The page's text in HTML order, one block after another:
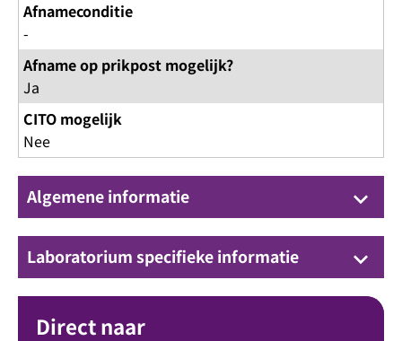
Afnameconditie
-
Afname op prikpost mogelijk?
Ja
CITO mogelijk
Nee
Algemene informatie keyboard_arrow_down
Laboratorium specifieke informatie keyboard_arrow_down
Direct naar